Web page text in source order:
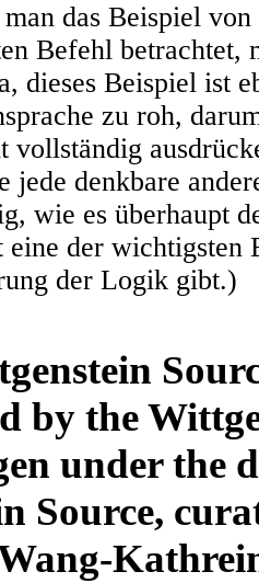
das Beispiel von
Befehl betrachtet,
dieses Beispiel ist
zu roh,
vollständig
jede denkbare
wie es überhaupt
der wichtigsten
der Logik gibt.)
by the
under the
Source,